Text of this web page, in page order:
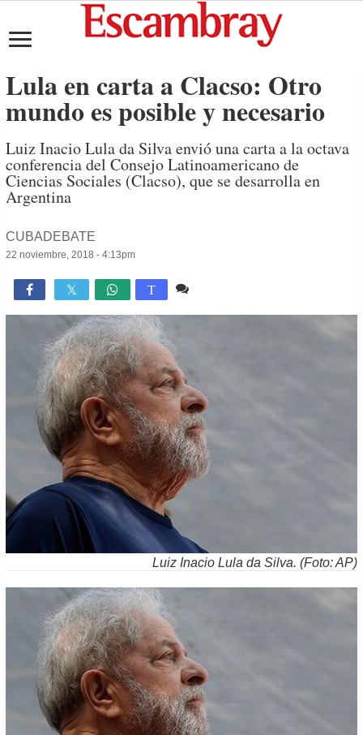
Lula en carta a Clacso: Otro
mundo es posible y necesario
Luiz Inacio Lula da Silva envió una carta a la octava
conferencia del Consejo Latinoamericano de
Ciencias Sociales (Clacso), que se desarrolla en
Argentina
CUBADEBATE
22 noviembre, 2018 - 4:13pm
 T
Luiz Inacio Lula da Silva. (Foto: AP)